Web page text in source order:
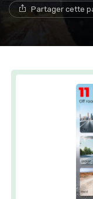
Partager cette